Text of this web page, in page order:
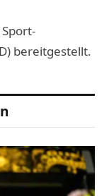
bereitgestellt.